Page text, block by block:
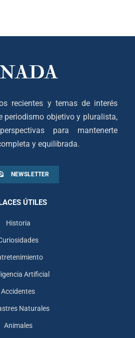
recientes y temas de interés
periodismo objetivo y pluralista,
para mantenerte
y equilibrada.
NEWSLETTER
ÚTILES
Historia
Artificial
Accidentes
Naturales
Animales